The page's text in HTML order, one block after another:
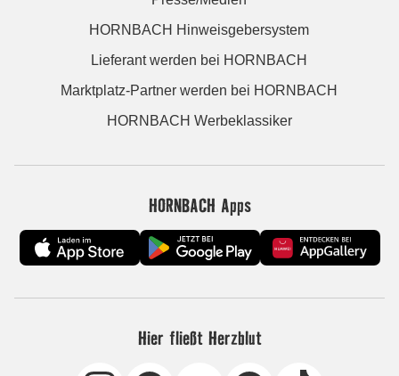
HORNBACH Hinweisgebersystem
Lieferant werden bei HORNBACH
Marktplatz-Partner werden bei HORNBACH
HORNBACH Werbeklassiker
HORNBACH Apps
Hier fließt Herzblut